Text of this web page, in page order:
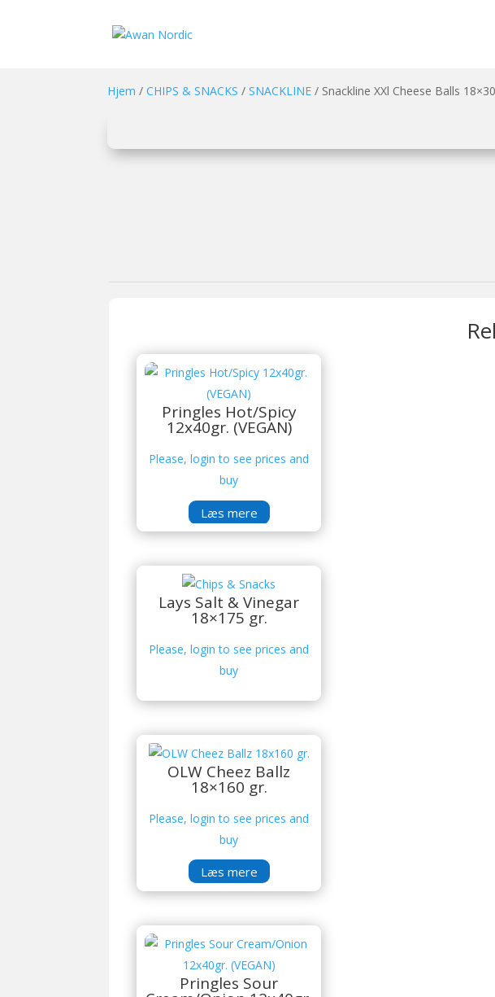
Hjem / CHIPS & SNACKS / SNACKLINE / Snackline XXl Cheese Balls
Pringles Hot/Spicy
12x40gr. (VEGAN)
Please, login to see prices and
buy
Læs mere
Lays Salt & Vinegar
18×175 gr.
Please, login to see prices and
buy
OLW Cheez Ballz
18×160 gr.
Please, login to see prices and
buy
Læs mere
Pringles Sour